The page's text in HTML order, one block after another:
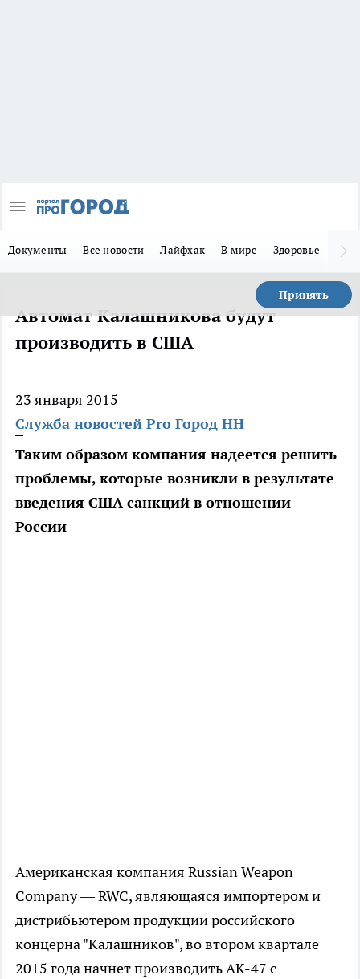
Документы Все новости Лайфхак В мире Здоровье
Принять
Автомат Калашникова будут
производить в США
23 января 2015
Служба новостей Pro Город НН
Таким образом компания надеется решить
проблемы, которые возникли в результате
введения США санкций в отношении
России
Американская компания Russian Weapon
Company — RWC, являющаяся импортером и
дистрибьютером продукции российского
концерна "Калашников", во втором квартале
2015 года начнет производить АК-47 с